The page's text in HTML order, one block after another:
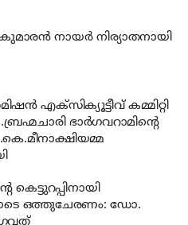
നായര്‍ നിര്യാതനായി
എക്‌സിക്യൂട്ടീവ് കമ്മിറ്റി
ഭാര്‍ഗവറാമിന്റെ
കെട്ടുറപ്പിനായി
ഒത്തുചേരണം: ഡോ.